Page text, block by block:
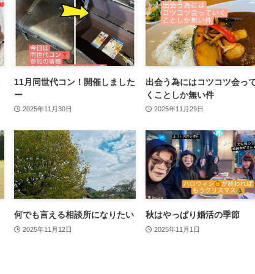
11月同世代コン！開催しました
ー
2025年11月30日
出会う為にはコツコツ会っ
くことしか無い件
2025年11月29日
何でも言える相談所になりたい
2025年11月12日
秋はやっぱり婚活の季節
2025年11月1日